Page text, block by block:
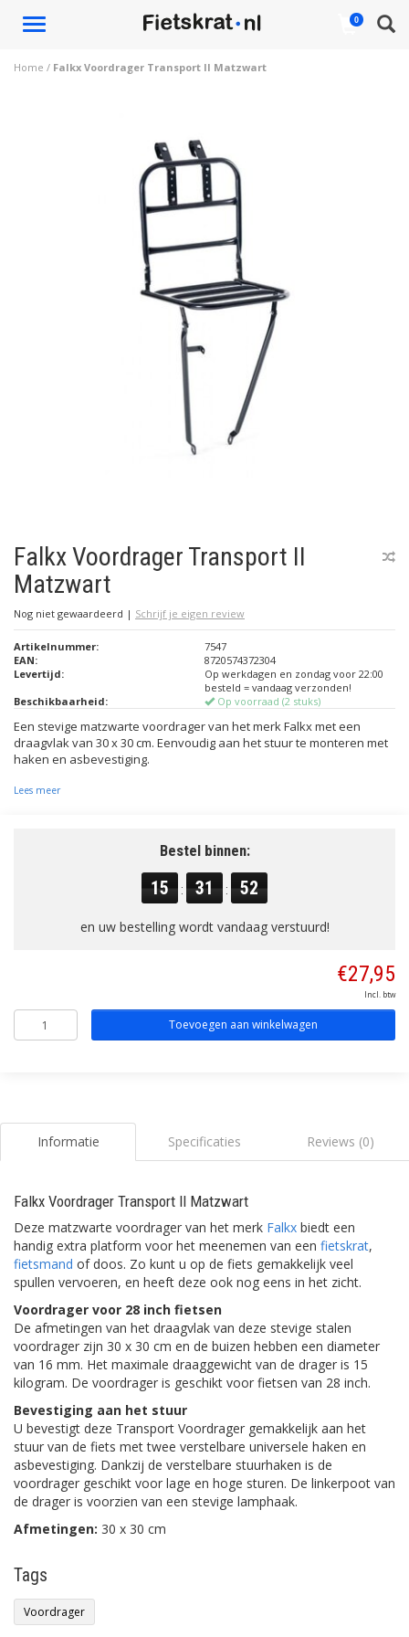
Toggle
0
Home / Falkx Voordrager Transport II Matzwart
Falkx Voordrager Transport II
Matzwart
Nog niet gewaardeerd | Schrijf je eigen review
Artikelnummer:
7547
EAN:
8720574372304
Levertijd:
Op werkdagen en zondag voor 22:00
besteld = vandaag verzonden!
Beschikbaarheid:
Op voorraad (2 stuks)
Een stevige matzwarte voordrager van het merk Falkx met een
draagvlak van 30 x 30 cm. Eenvoudig aan het stuur te monteren met
haken en asbevestiging.
Lees meer
Bestel binnen:
15 : 31 : 52
en uw bestelling wordt vandaag verstuurd!
€27,95
Incl. btw
Toevoegen aan winkelwagen
Informatie Specificaties Reviews (0)
Falkx Voordrager Transport II Matzwart
Deze matzwarte voordrager van het merk Falkx biedt een
handig extra platform voor het meenemen van een fietskrat,
fietsmand of doos. Zo kunt u op de fiets gemakkelijk veel
spullen vervoeren, en heeft deze ook nog eens in het zicht.
Voordrager voor 28 inch fietsen
De afmetingen van het draagvlak van deze stevige stalen
voordrager zijn 30 x 30 cm en de buizen hebben een diameter
van 16 mm. Het maximale draaggewicht van de drager is 15
kilogram. De voordrager is geschikt voor fietsen van 28 inch.
Bevestiging aan het stuur
U bevestigt deze Transport Voordrager gemakkelijk aan het
stuur van de fiets met twee verstelbare universele haken en
asbevestiging. Dankzij de verstelbare stuurhaken is de
voordrager geschikt voor lage en hoge sturen. De linkerpoot van
de drager is voorzien van een stevige lamphaak.
Afmetingen: 30 x 30 cm
Tags
Voordrager